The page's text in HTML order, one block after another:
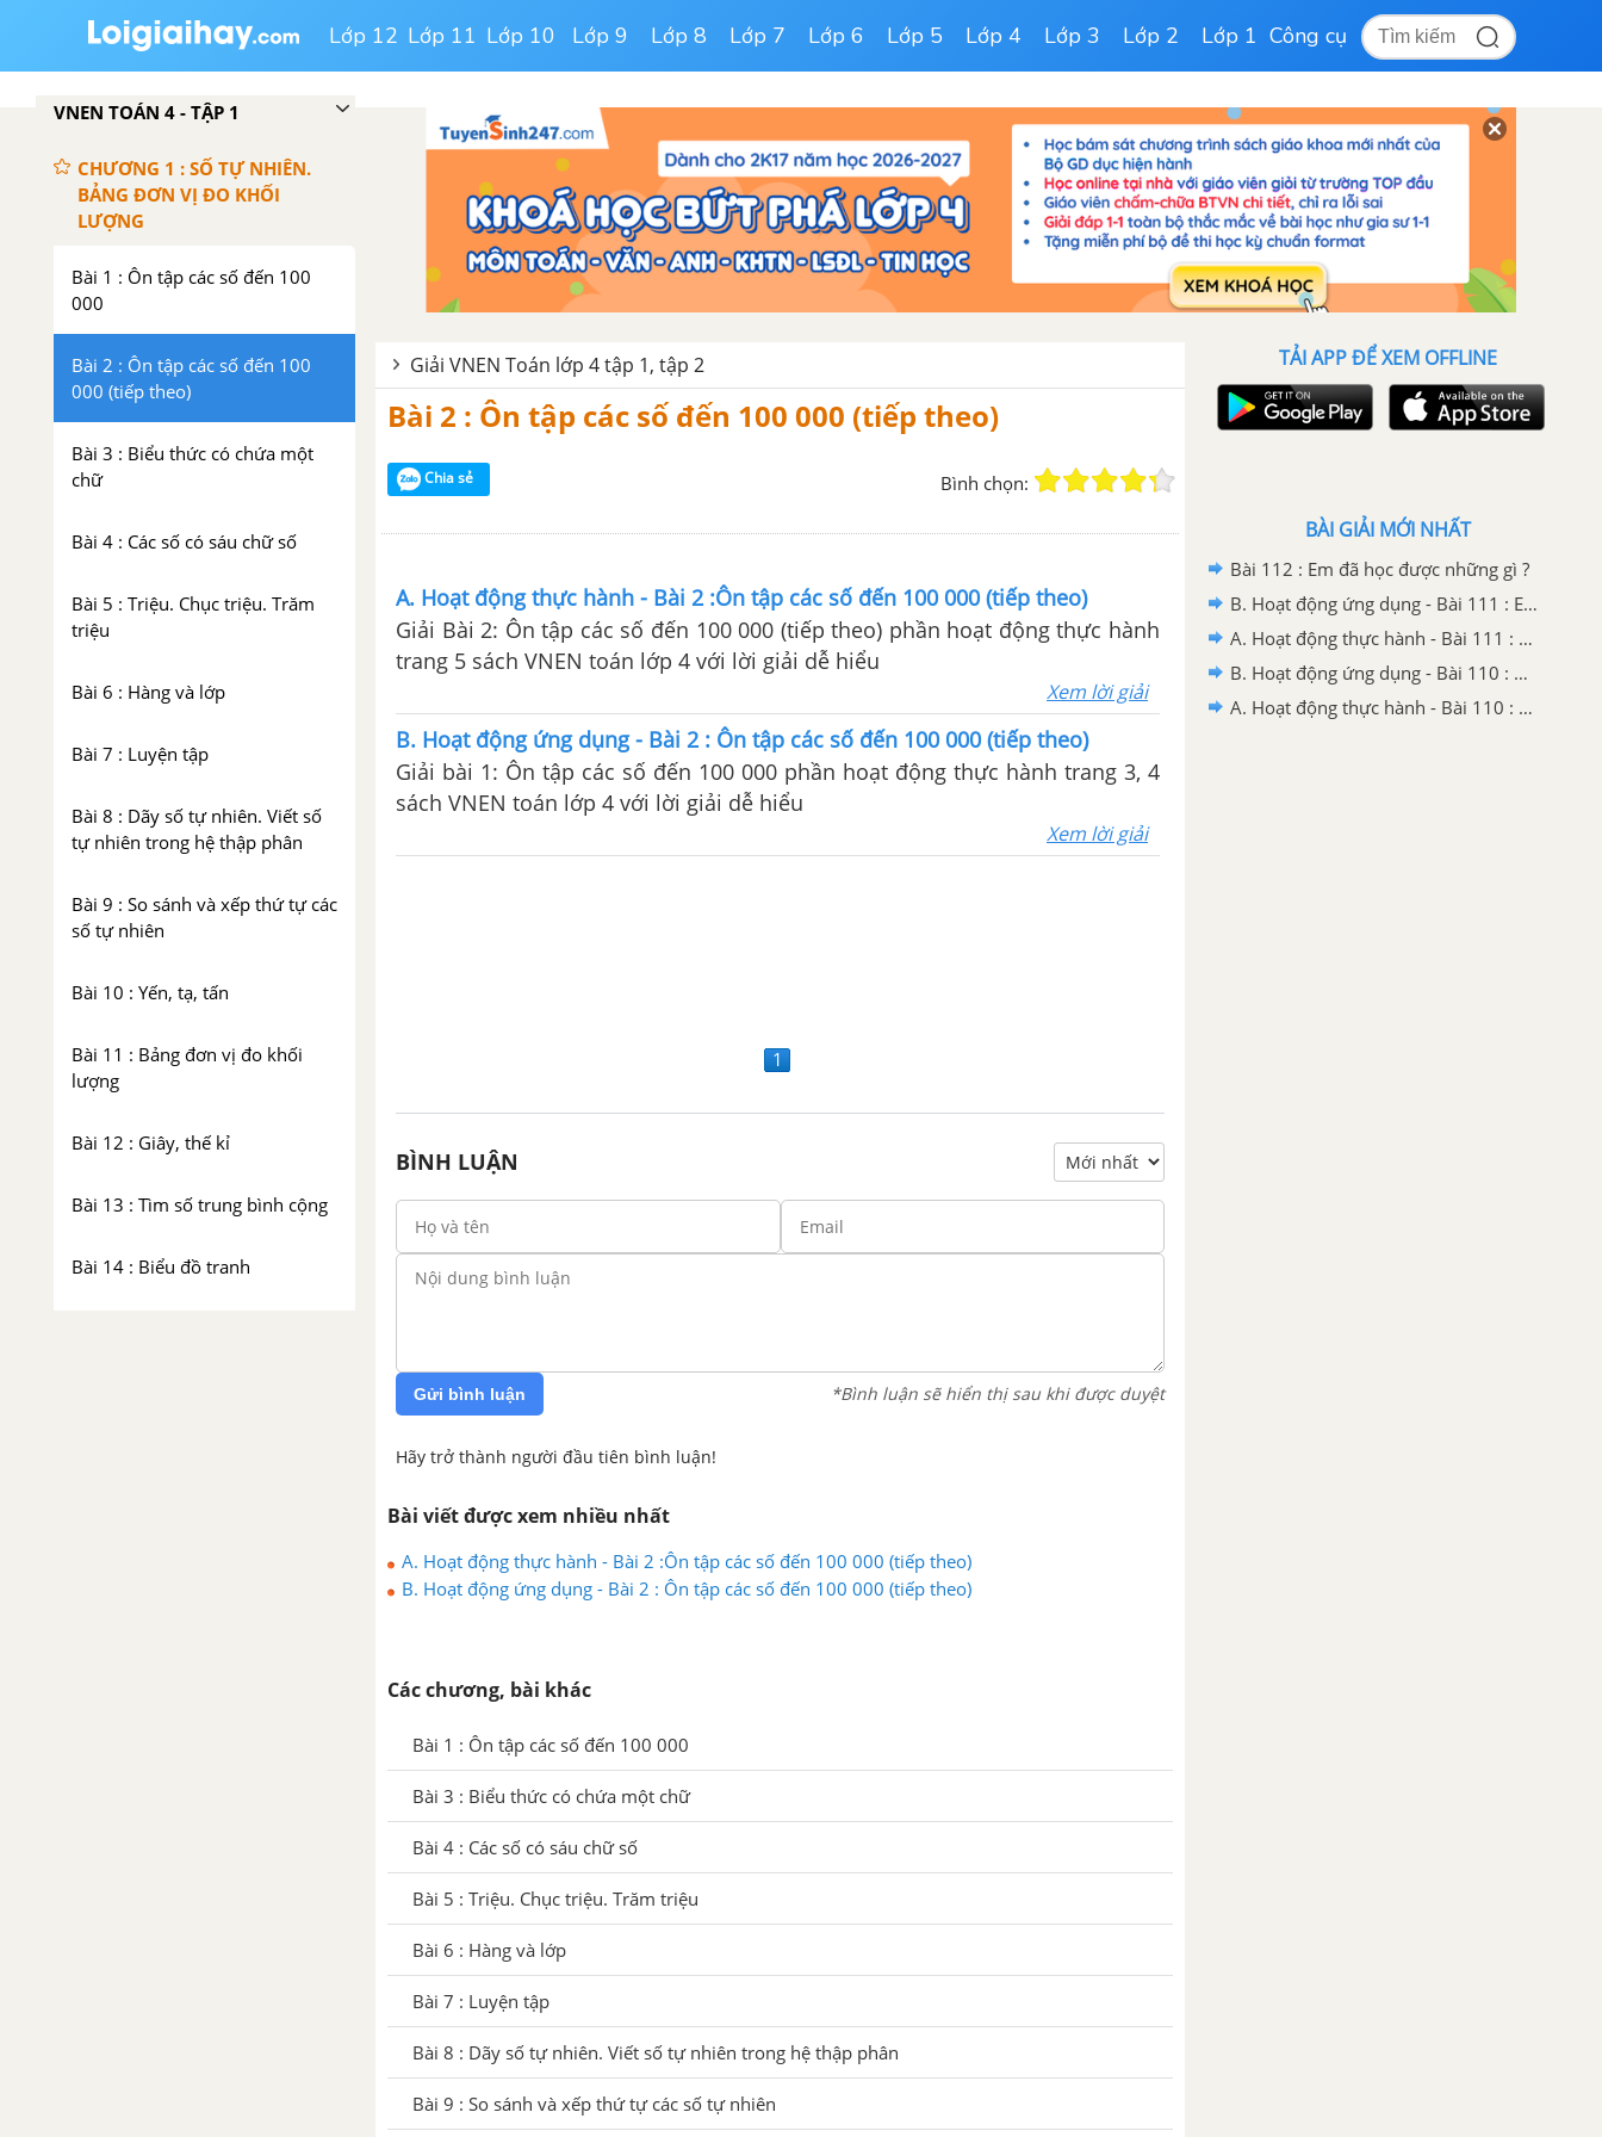
Lớp 12 Lớp 11 Lớp 10 Lớp 9 Lớp 8 Lớp 7 Lớp 6 Lớp 5 Lớp 4 Lớp 3 Lớp 2 Lớp 1 Công cụ
VNEN TOÁN 4 - TẬP 1
CHƯƠNG 1 : SỐ TỰ NHIÊN.
BẢNG ĐƠN VỊ ĐO KHỐI
LƯỢNG
Bài 1 : Ôn tập các số đến 100
000
Bài 2 : Ôn tập các số đến 100
000 (tiếp theo)
Bài 3 : Biểu thức có chứa một
chữ
Bài 4 : Các số có sáu chữ số
Bài 5 : Triệu. Chục triệu. Trăm
triệu
Bài 6 : Hàng và lớp
Bài 7 : Luyện tập
Bài 8 : Dãy số tự nhiên. Viết số
tự nhiên trong hệ thập phân
Bài 9 : So sánh và xếp thứ tự các
số tự nhiên
Bài 10 : Yến, tạ, tấn
Bài 11 : Bảng đơn vị đo khối
lượng
Bài 12 : Giây, thế kỉ
Bài 13 : Tìm số trung bình cộng
Bài 14 : Biểu đồ tranh
Giải VNEN Toán lớp 4 tập 1, tập 2
Bài 2 : Ôn tập các số đến 100 000 (tiếp theo)
Chia sẻ Bình chọn:
A. Hoạt động thực hành - Bài 2 :Ôn tập các số đến 100 000 (tiếp theo)
Giải Bài 2: Ôn tập các số đến 100 000 (tiếp theo) phần hoạt động thực hành
trang 5 sách VNEN toán lớp 4 với lời giải dễ hiểu
Xem lời giải
B. Hoạt động ứng dụng - Bài 2 : Ôn tập các số đến 100 000 (tiếp theo)
Giải bài 1: Ôn tập các số đến 100 000 phần hoạt động thực hành trang 3, 4
sách VNEN toán lớp 4 với lời giải dễ hiểu
Xem lời giải
1
BÌNH LUẬN
Gửi bình luận *Bình luận sẽ hiển thị sau khi được duyệt
Hãy trở thành người đầu tiên bình luận!
Bài viết được xem nhiều nhất
A. Hoạt động thực hành - Bài 2 :Ôn tập các số đến 100 000 (tiếp theo)
B. Hoạt động ứng dụng - Bài 2 : Ôn tập các số đến 100 000 (tiếp theo)
Các chương, bài khác
Bài 1 : Ôn tập các số đến 100 000
Bài 3 : Biểu thức có chứa một chữ
Bài 4 : Các số có sáu chữ số
Bài 5 : Triệu. Chục triệu. Trăm triệu
Bài 6 : Hàng và lớp
Bài 7 : Luyện tập
Bài 8 : Dãy số tự nhiên. Viết số tự nhiên trong hệ thập phân
Bài 9 : So sánh và xếp thứ tự các số tự nhiên
TẢI APP ĐỂ XEM OFFLINE
BÀI GIẢI MỚI NHẤT
Bài 112 : Em đã học được những gì ?
B. Hoạt động ứng dụng - Bài 111 : Em ôn lại những gì đã học
A. Hoạt động thực hành - Bài 111 : Em ôn lại những gì đã học
B. Hoạt động ứng dụng - Bài 110 : Ôn tập về tìm hai số biết tổng (hiệu) và tỉ số của hai số đó
A. Hoạt động thực hành - Bài 110 : Ôn tập về tìm hai số biết tổng (hiệu) và tỉ số của hai số đó